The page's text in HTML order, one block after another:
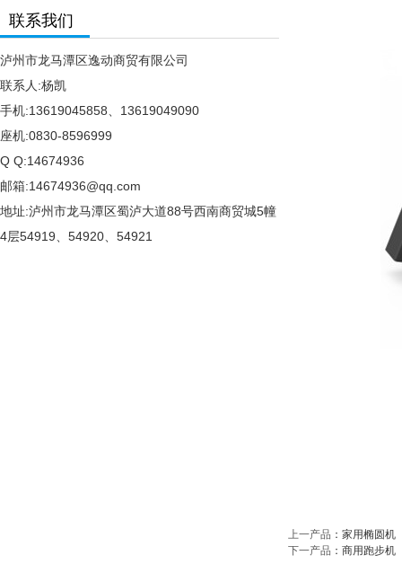
联系我们
泸州市龙马潭区逸动商贸有限公司
联系人:杨凯
手机:13619045858、13619049090
座机:0830-8596999
Q Q:14674936
邮箱:14674936@qq.com
地址:泸州市龙马潭区蜀泸大道88号西南商贸城5幢
4层54919、54920、54921
上一产品 ： 家用椭圆机
下一产品 ： 商用跑步机